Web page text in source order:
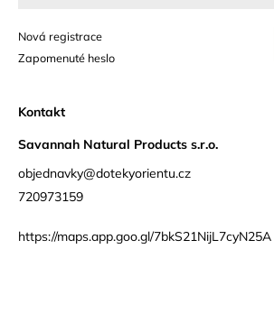
Nová registrace
Zapomenuté heslo
Kontakt
Savannah Natural Products s.r.o.
objednavky@dotekyorientu.cz
720973159
https://maps.app.goo.gl/7bkS21NijL7cyN25A